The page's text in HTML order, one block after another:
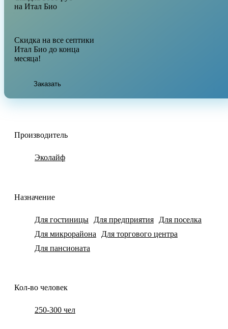
на Итал Био
Скидка на все септики
Итал Био до конца
месяца!
Заказать
Производитель
Эколайф
Назначение
Для гостиницы Для предприятия
Для поселка
Для микрорайона
Для торгового центра
Для пансионата
Кол-во человек
250-300 чел